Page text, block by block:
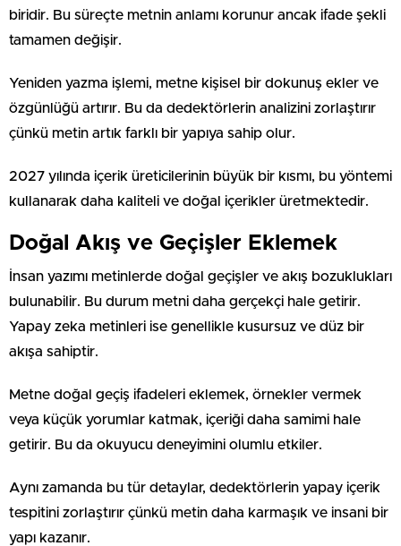
biridir. Bu süreçte metnin anlamı korunur ancak ifade şekli
tamamen değişir.
Yeniden yazma işlemi, metne kişisel bir dokunuş ekler ve
özgünlüğü artırır. Bu da dedektörlerin analizini zorlaştırır
çünkü metin artık farklı bir yapıya sahip olur.
2027 yılında içerik üreticilerinin büyük bir kısmı, bu yöntemi
kullanarak daha kaliteli ve doğal içerikler üretmektedir.
Doğal Akış ve Geçişler Eklemek
İnsan yazımı metinlerde doğal geçişler ve akış bozuklukları
bulunabilir. Bu durum metni daha gerçekçi hale getirir.
Yapay zeka metinleri ise genellikle kusursuz ve düz bir
akışa sahiptir.
Metne doğal geçiş ifadeleri eklemek, örnekler vermek
veya küçük yorumlar katmak, içeriği daha samimi hale
getirir. Bu da okuyucu deneyimini olumlu etkiler.
Aynı zamanda bu tür detaylar, dedektörlerin yapay içerik
tespitini zorlaştırır çünkü metin daha karmaşık ve insani bir
yapı kazanır.